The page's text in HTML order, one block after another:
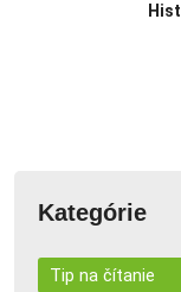
Kategórie
Tip na čítanie